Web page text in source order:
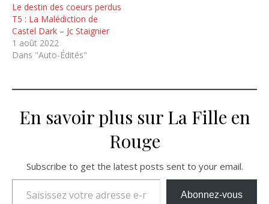
Le destin des coeurs perdus
T5 : La Malédiction de
Castel Dark – Jc Staignier
1 août 2022
Dans "Auto-Édités"
En savoir plus sur La Fille en
Rouge
Subscribe to get the latest posts sent to your email.
Saisissez votre adresse e-mail…
Abonnez-vous